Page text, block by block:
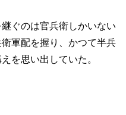
ぐのは官兵衛しかいない
軍配を握り、かつて半兵
を思い出していた。